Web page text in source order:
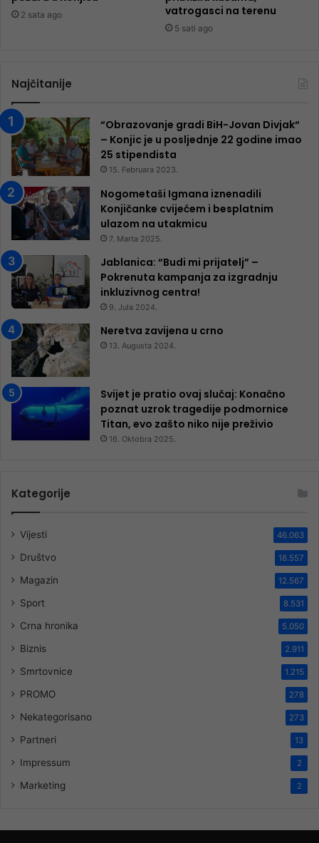
2 sata ago
vatrogasci na terenu
5 sati ago
Najčitanije
“Obrazovanje gradi BiH-Jovan Divjak“
– Konjic je u posljednje 22 godine imao
25 ​​stipendista
15. Februara 2023.
Nogometaši Igmana iznenadili
Konjičanke cvijećem i besplatnim
ulazom na utakmicu
7. Marta 2025.
Jablanica: “Budi mi prijatelj” –
Pokrenuta kampanja za izgradnju
inkluzivnog centra!
9. Jula 2024.
Neretva zavijena u crno
13. Augusta 2024.
Svijet je pratio ovaj slučaj: Konačno
poznat uzrok tragedije podmornice
Titan, evo zašto niko nije preživio
16. Oktobra 2025.
Kategorije
Vijesti 46.063
Društvo 18.557
Magazin 12.567
Sport 8.531
Crna hronika 5.050
Biznis 2.911
Smrtovnice 1.215
PROMO 278
Nekategorisano 273
Partneri 13
Impressum 2
Marketing 2